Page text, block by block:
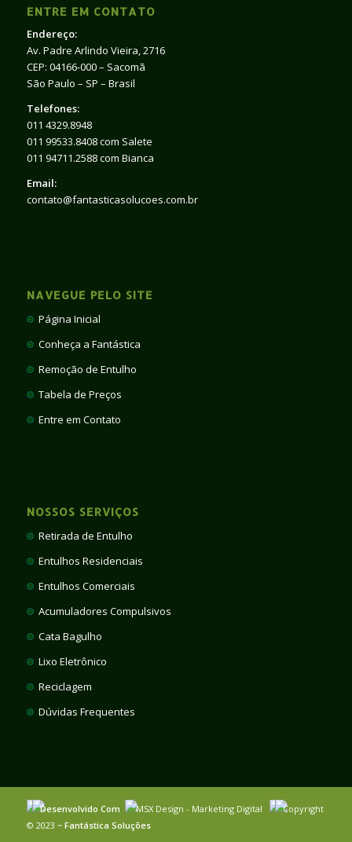
ENTRE EM CONTATO
Endereço:
Av. Padre Arlindo Vieira, 2716
CEP: 04166-000 – Sacomã
São Paulo – SP – Brasil
Telefones:
011 4329.8948
011 99533.8408 com Salete
011 94711.2588 com Bianca
Email:
contato@fantasticasolucoes.com.br
NAVEGUE PELO SITE
Página Inicial
Conheça a Fantástica
Remoção de Entulho
Tabela de Preços
Entre em Contato
NOSSOS SERVIÇOS
Retirada de Entulho
Entulhos Residenciais
Entulhos Comerciais
Acumuladores Compulsivos
Cata Bagulho
Lixo Eletrônico
Reciclagem
Dúvidas Frequentes
Desenvolvido Com MSX Design - Marketing Digital
Copyright
© 2023 ~ Fantástica Soluções